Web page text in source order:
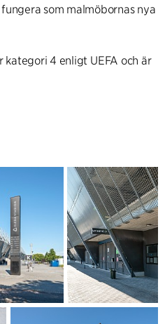
som malmöbornas nya
4 enligt UEFA och är